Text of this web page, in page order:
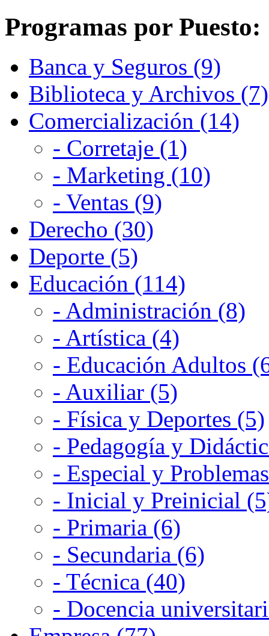
Programas por Puesto:
Banca y Seguros (9)
Biblioteca y Archivos (7)
Comercialización (14)
- Corretaje (1)
- Marketing (10)
- Ventas (9)
Derecho (30)
Deporte (5)
Educación (114)
- Administración (8)
- Artística (4)
- Educación Adultos
- Auxiliar (5)
- Física y Deportes (5)
- Pedagogía y
- Especial y
- Inicial y Preinicial
- Primaria (6)
- Secundaria (6)
- Técnica (40)
- Docencia